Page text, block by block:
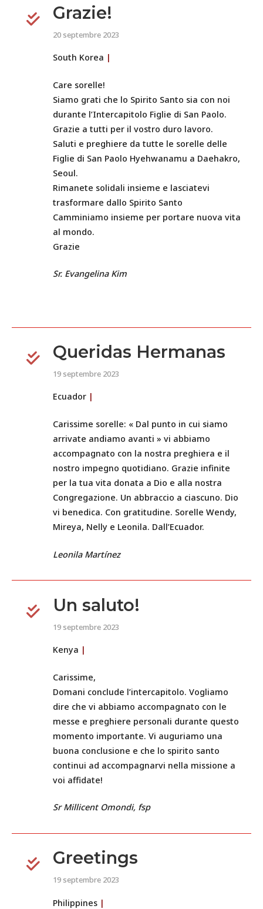
Grazie!
20 septembre 2023
South Korea |
Care sorelle!
Siamo grati che lo Spirito Santo sia con noi
durante l’Intercapitolo Figlie di San Paolo.
Grazie a tutti per il vostro duro lavoro.
Saluti e preghiere da tutte le sorelle delle
Figlie di San Paolo Hyehwanamu a Daehakro,
Seoul.
Rimanete solidali insieme e lasciatevi
trasformare dallo Spirito Santo
Camminiamo insieme per portare nuova vita
al mondo.
Grazie
Sr. Evangelina Kim
Queridas Hermanas
19 septembre 2023
Ecuador |
Carissime sorelle: « Dal punto in cui siamo
arrivate andiamo avanti » vi abbiamo
accompagnato con la nostra preghiera e il
nostro impegno quotidiano. Grazie infinite
per la tua vita donata a Dio e alla nostra
Congregazione. Un abbraccio a ciascuno. Dio
vi benedica. Con gratitudine. Sorelle Wendy,
Mireya, Nelly e Leonila. Dall’Ecuador.
Leonila Martínez
Un saluto!
19 septembre 2023
Kenya |
Carissime,
Domani conclude l’intercapitolo. Vogliamo
dire che vi abbiamo accompagnato con le
messe e preghiere personali durante questo
momento importante. Vi auguriamo una
buona conclusione e che lo spirito santo
continui ad accompagnarvi nella missione a
voi affidate!
Sr Millicent Omondi, fsp
Greetings
19 septembre 2023
Philippines |